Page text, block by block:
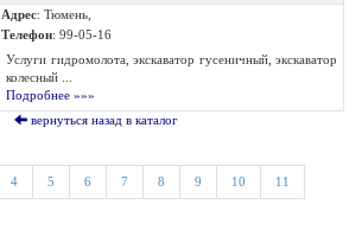
Адрес: Тюмень,
Телефон: 99-05-16
Услуги гидромолота, экскаватор гусеничный, экскаватор
колесный ...
Подробнее »»»
вернуться назад в каталог
4 5 6 7 8 9 10 11